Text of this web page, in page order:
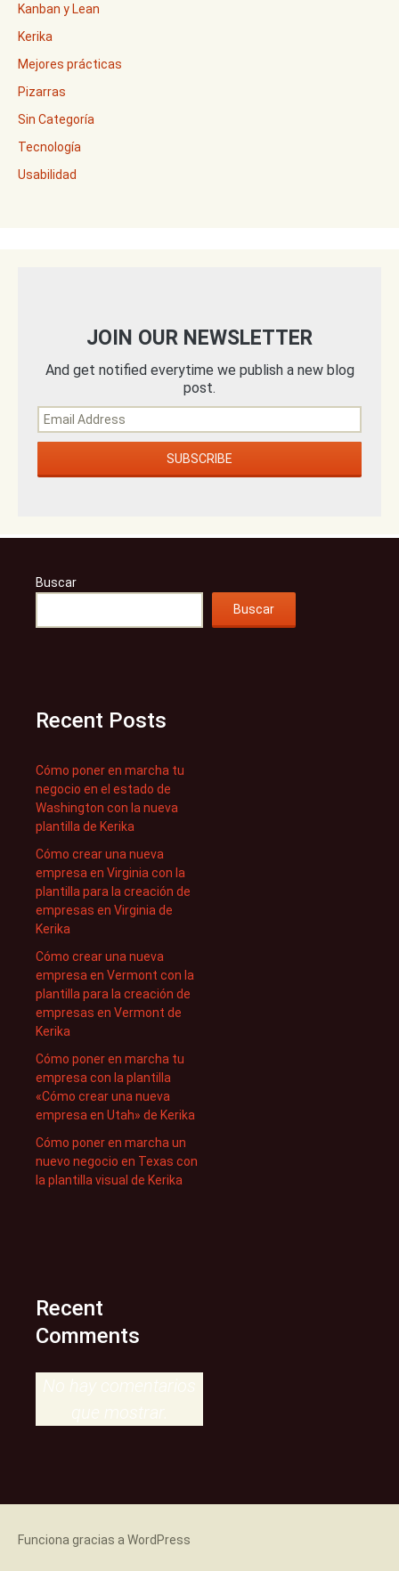
Kanban y Lean
Kerika
Mejores prácticas
Pizarras
Sin Categoría
Tecnología
Usabilidad
JOIN OUR NEWSLETTER
And get notified everytime we publish a new blog
post.
Buscar
Buscar
Recent Posts
Cómo poner en marcha tu
negocio en el estado de
Washington con la nueva
plantilla de Kerika
Cómo crear una nueva
empresa en Virginia con la
plantilla para la creación de
empresas en Virginia de
Kerika
Cómo crear una nueva
empresa en Vermont con la
plantilla para la creación de
empresas en Vermont de
Kerika
Cómo poner en marcha tu
empresa con la plantilla
«Cómo crear una nueva
empresa en Utah» de Kerika
Cómo poner en marcha un
nuevo negocio en Texas con
la plantilla visual de Kerika
Recent
Comments
No hay comentarios
que mostrar.
Funciona gracias a WordPress